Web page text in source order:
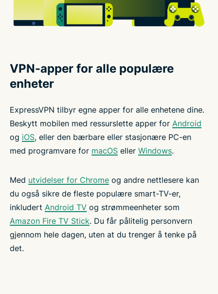
VPN-apper for alle populære
enheter
ExpressVPN tilbyr egne apper for alle enhetene dine.
Beskytt mobilen med ressurslette apper for Android
og iOS, eller den bærbare eller stasjonære PC-en
med programvare for macOS eller Windows.
Med utvidelser for Chrome og andre nettlesere kan
du også sikre de fleste populære smart-TV-er,
inkludert Android TV og strømmeenheter som
Amazon Fire TV Stick. Du får pålitelig personvern
gjennom hele dagen, uten at du trenger å tenke på
det.